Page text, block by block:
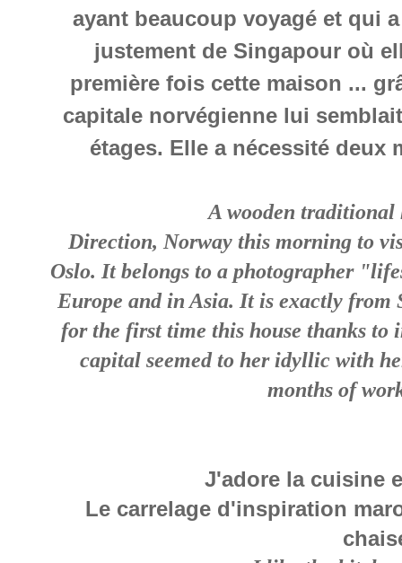
ayant beaucoup voyagé et qui
justement de Singapour où
première fois cette maison ...
capitale norvégienne lui
étages. Elle a nécessité deux
A wooden traditional
Direction, Norway this morning to
Oslo. It belongs to a photographer
Europe and in Asia. It is exactly from
for the first time this house thanks to
capital seemed to her idyllic with
months of
J'adore la cuisine
Le carrelage d'inspiration